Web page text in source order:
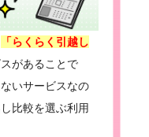
「らくらく引越し
があることで
いサービスなの
比較を選ぶ利用